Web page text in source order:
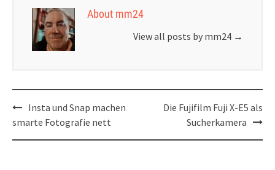
About mm24
View all posts by mm24 →
Post
navigation
Insta und Snap machen
smarte Fotografie nett
Die Fujifilm Fuji X-E5 als
Sucherkamera